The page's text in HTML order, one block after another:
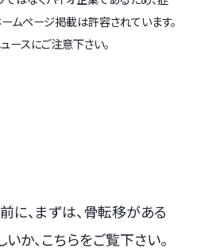
ムページ掲載は許容されています。
ースにご注意下さい。
に、まずは、骨転移がある
か、こちらをご覧下さい。